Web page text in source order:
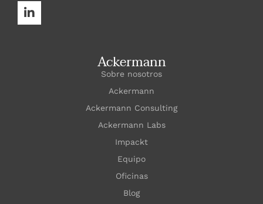
Ackermann
Sobre nosotros
Ackermann
Ackermann Consulting
Ackermann Labs
Impackt
Equipo
Oficinas
Blog